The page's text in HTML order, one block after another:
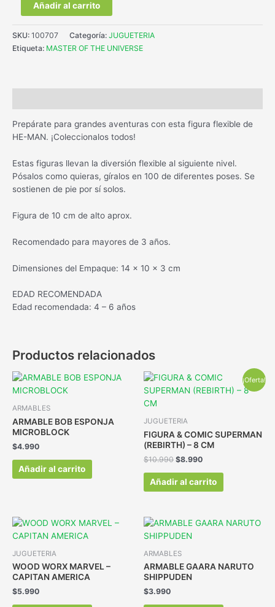
Añadir al carrito
SKU: 100707 Categoría: JUGUETERIA
Etiqueta: MASTER OF THE UNIVERSE
Prepárate para grandes aventuras con esta figura flexible de
HE-MAN. ¡Coleccionalos todos!
Estas figuras llevan la diversión flexible al siguiente nivel.
Pósalos como quieras, gíralos en 100 de diferentes poses. Se
sostienen de pie por sí solos.
Figura de 10 cm de alto aprox.
Recomendado para mayores de 3 años.
Dimensiones del Empaque: 14 x 10 x 3 cm
EDAD RECOMENDADA
Edad recomendada: 4 – 6 años
Productos relacionados
ARMABLES
ARMABLE BOB ESPONJA
MICROBLOCK
$4.990
Añadir al carrito
¡Oferta!
JUGUETERIA
FIGURA & COMIC SUPERMAN
(REBIRTH) – 8 CM
$10.990 $8.990
Añadir al carrito
JUGUETERIA
WOOD WORX MARVEL –
CAPITAN AMERICA
$5.990
ARMABLES
ARMABLE GAARA NARUTO
SHIPPUDEN
$3.990